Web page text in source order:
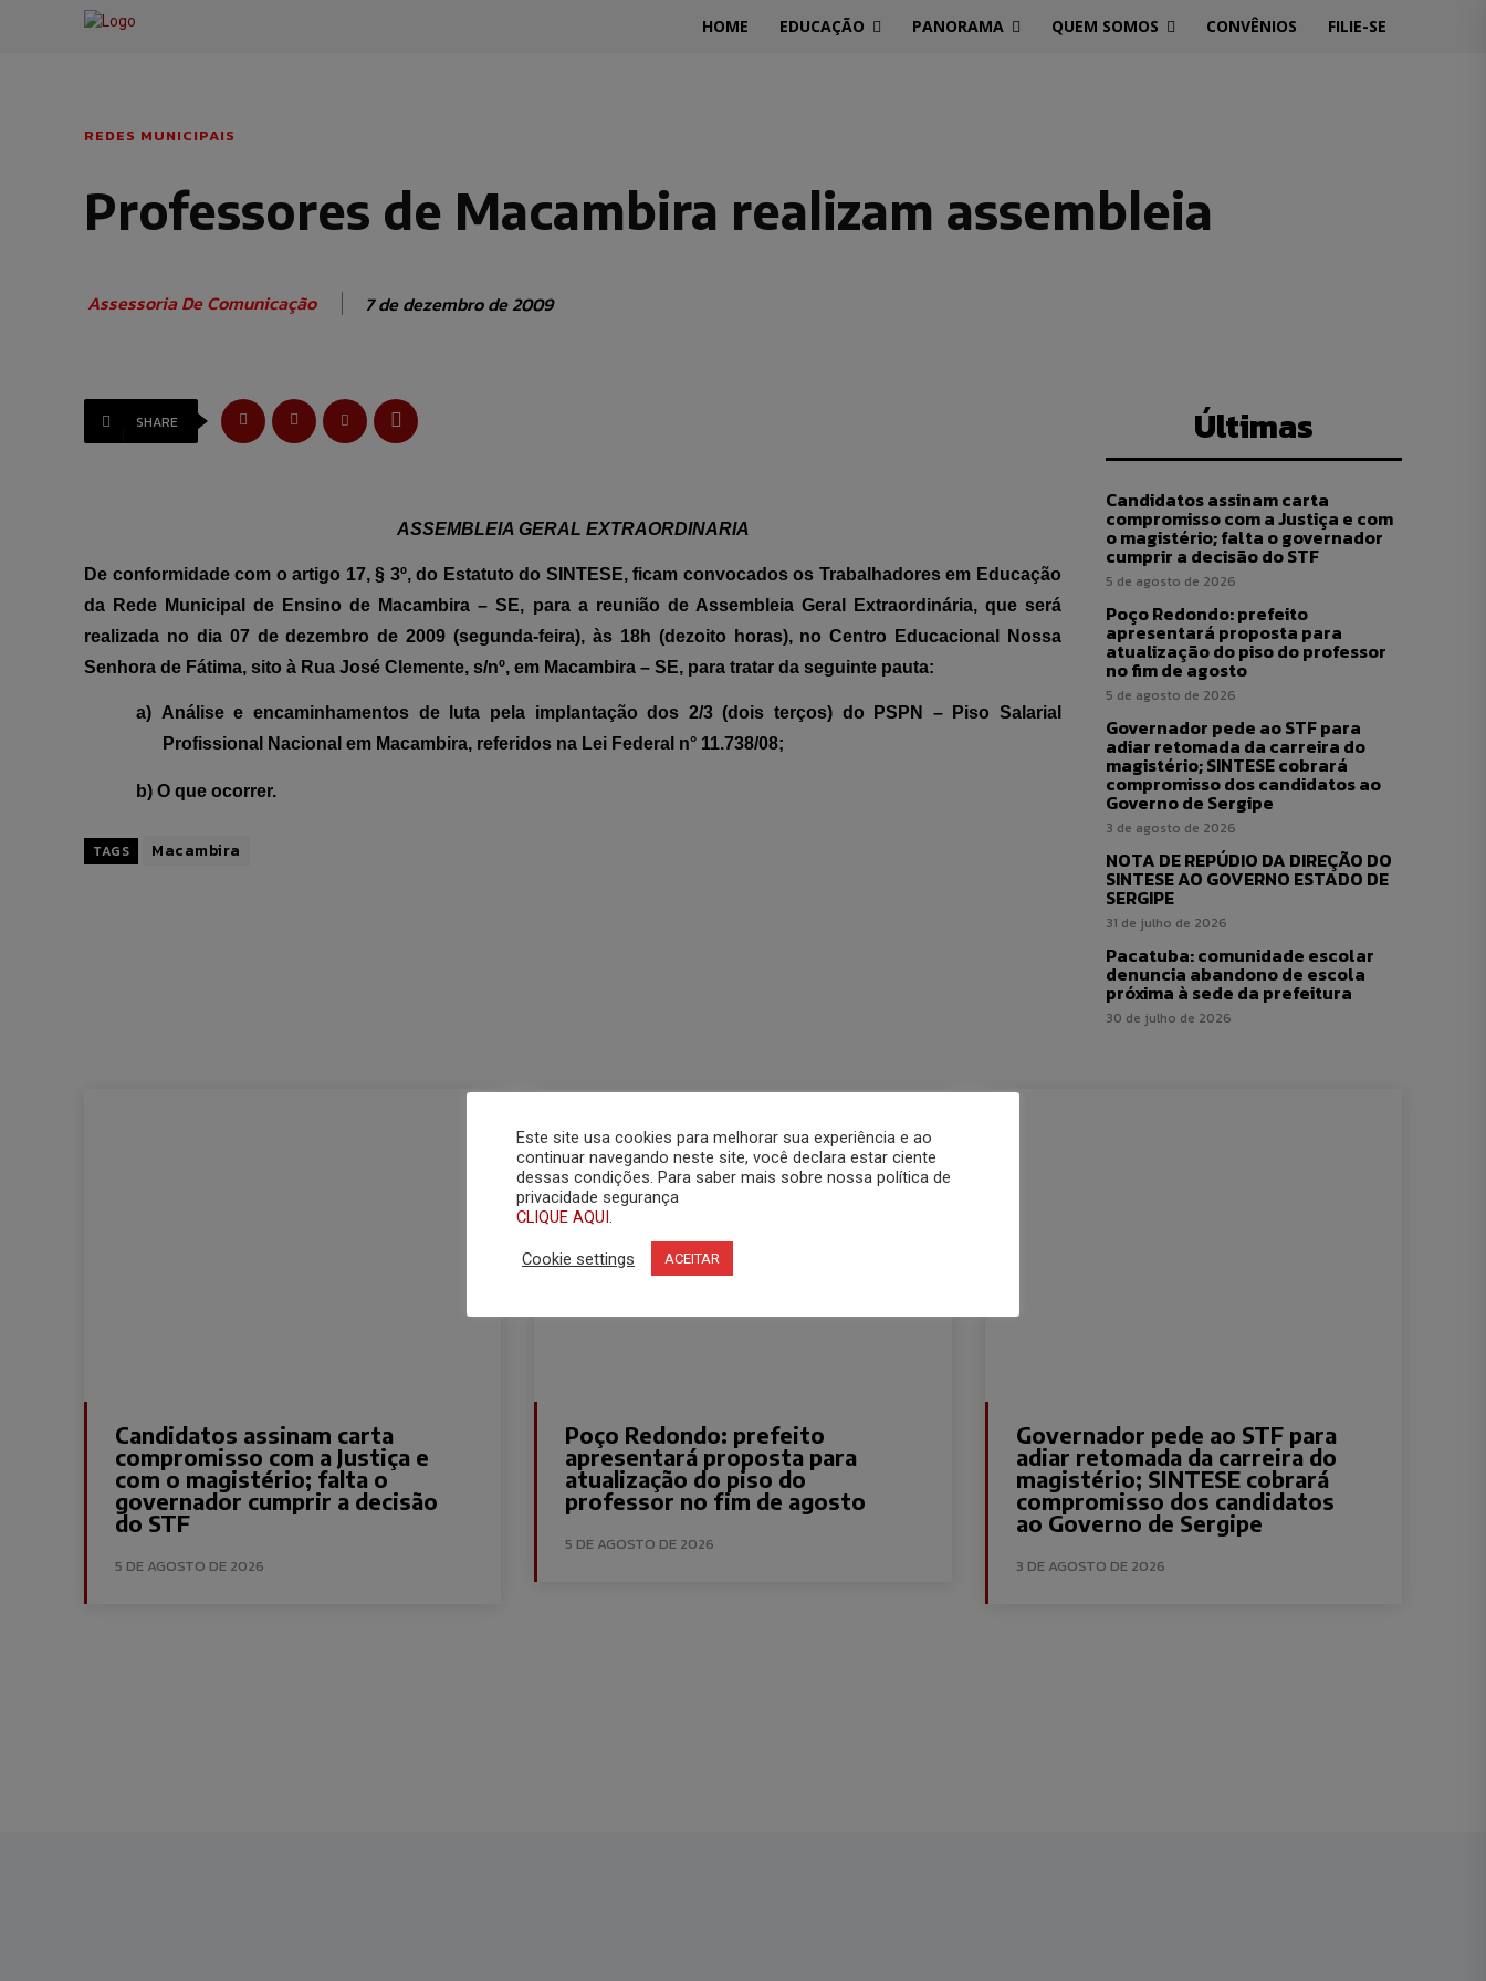
HOME EDUCAÇÃO PANORAMA QUEM SOMOS CONVÊNIOS FILIE-SE
REDES MUNICIPAIS
Professores de Macambira realizam assembleia
Assessoria De Comunicação 7 de dezembro de 2009
SHARE
ASSEMBLEIA GERAL EXTRAORDINARIA
De conformidade com o artigo 17, § 3º, do Estatuto do SINTESE, ficam convocados os Trabalhadores em Educação
da Rede Municipal de Ensino de Macambira – SE, para a reunião de Assembleia Geral Extraordinária, que será
realizada no dia 07 de dezembro de 2009 (segunda-feira), às 18h (dezoito horas), no Centro Educacional Nossa
Senhora de Fátima, sito à Rua José Clemente, s/nº, em Macambira – SE, para tratar da seguinte pauta:
a) Análise e encaminhamentos de luta pela implantação dos 2/3 (dois terços) do PSPN – Piso Salarial
Profissional Nacional em Macambira, referidos na Lei Federal n° 11.738/08;
b) O que ocorrer.
TAGS Macambira
Últimas
Candidatos assinam carta
compromisso com a Justiça e com
o magistério; falta o governador
cumprir a decisão do STF
5 de agosto de 2026
Poço Redondo: prefeito
apresentará proposta para
atualização do piso do professor
no fim de agosto
5 de agosto de 2026
Governador pede ao STF para
adiar retomada da carreira do
magistério; SINTESE cobrará
compromisso dos candidatos ao
Governo de Sergipe
3 de agosto de 2026
NOTA DE REPÚDIO DA DIREÇÃO DO
SINTESE AO GOVERNO ESTADO DE
SERGIPE
31 de julho de 2026
Pacatuba: comunidade escolar
denuncia abandono de escola
próxima à sede da prefeitura
30 de julho de 2026
Candidatos assinam carta
compromisso com a Justiça e
com o magistério; falta o
governador cumprir a decisão
do STF
5 DE AGOSTO DE 2026
Poço Redondo: prefeito
apresentará proposta para
atualização do piso do
professor no fim de agosto
5 DE AGOSTO DE 2026
Governador pede ao STF para
adiar retomada da carreira do
magistério; SINTESE cobrará
compromisso dos candidatos
ao Governo de Sergipe
3 DE AGOSTO DE 2026
Este site usa cookies para melhorar sua experiência e ao
continuar navegando neste site, você declara estar ciente
dessas condições. Para saber mais sobre nossa política de
privacidade segurança
CLIQUE AQUI.
Cookie settings ACEITAR